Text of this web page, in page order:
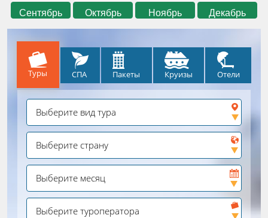
Сентябрь
Октябрь Ноябрь Декабрь
Туры СПА Пакеты Круизы Отели